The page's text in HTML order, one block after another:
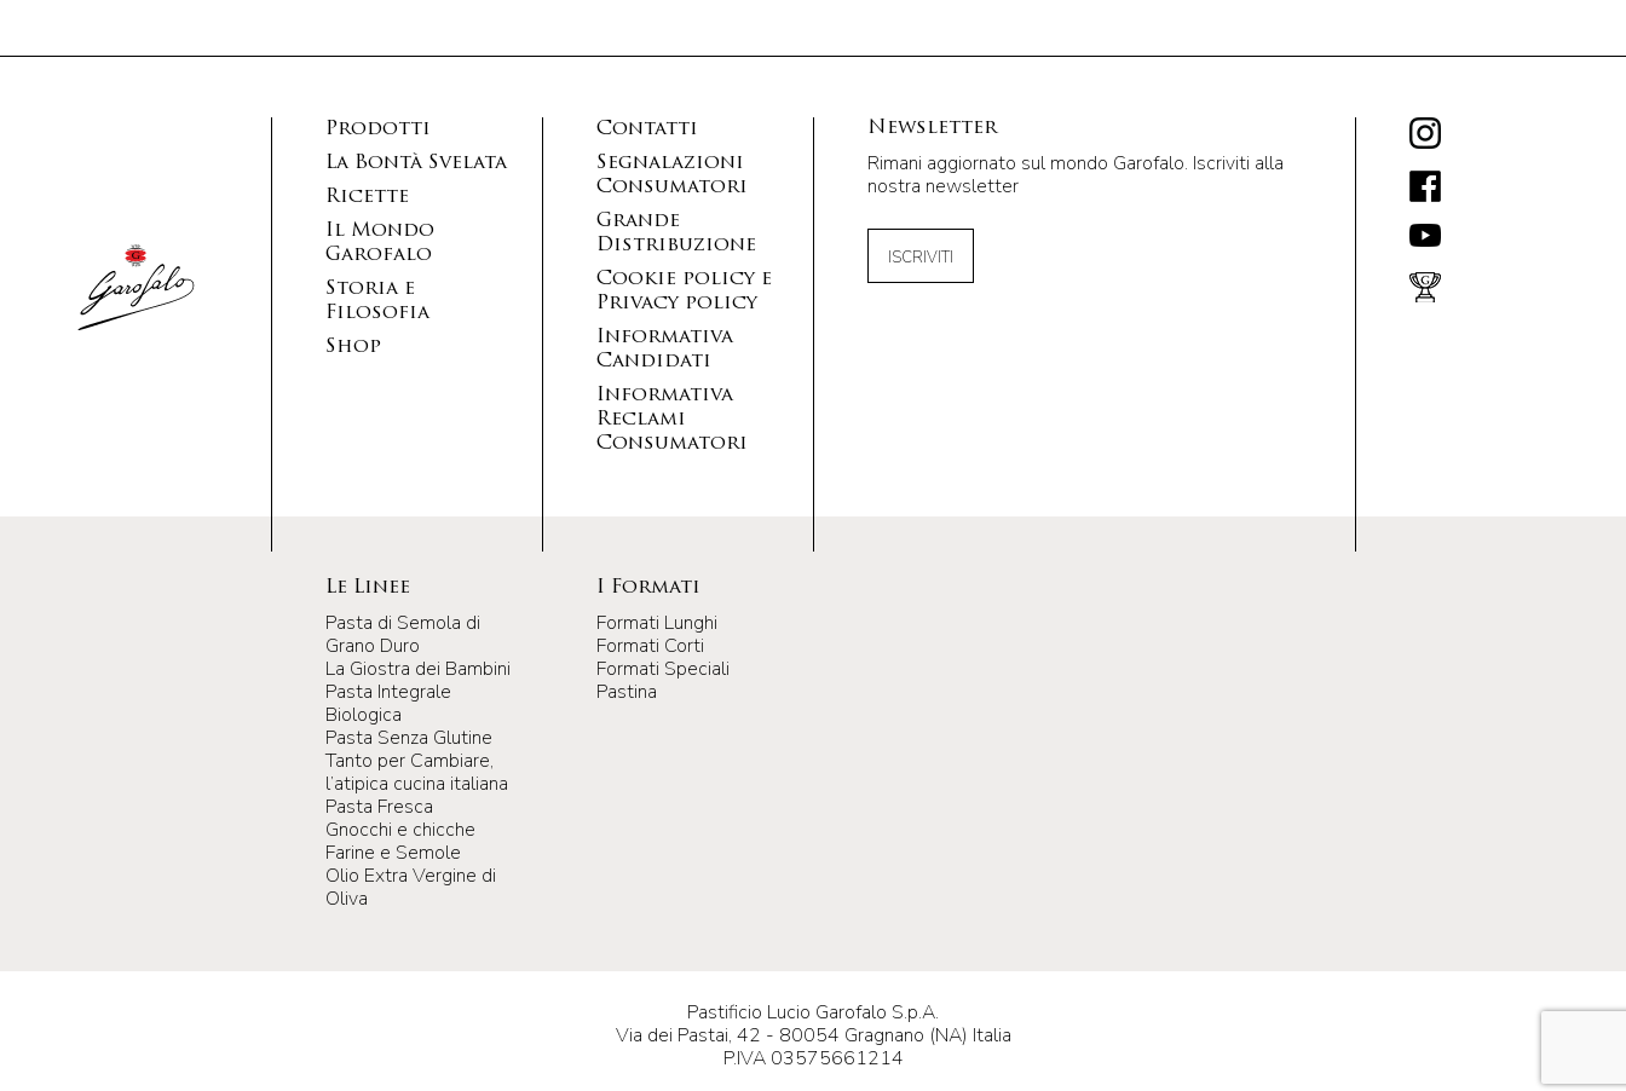
Prodotti
La Bontà Svelata
Ricette
Il Mondo
Garofalo
Storia e
Filosofia
Shop
Contatti
Segnalazioni
Consumatori
Grande
Distribuzione
Cookie policy e
Privacy policy
Informativa
Candidati
Informativa
Reclami
Consumatori
Newsletter
Rimani aggiornato sul mondo Garofalo. Iscriviti alla
nostra newsletter
ISCRIVITI
Le Linee
Pasta di Semola di
Grano Duro
La Giostra dei Bambini
Pasta Integrale
Biologica
Pasta Senza Glutine
Tanto per Cambiare,
l’atipica cucina italiana
Pasta Fresca
Gnocchi e chicche
Farine e Semole
Olio Extra Vergine di
Oliva
I Formati
Formati Lunghi
Formati Corti
Formati Speciali
Pastina
Pastificio Lucio Garofalo S.p.A.
Via dei Pastai, 42 - 80054 Gragnano (NA) Italia
P.IVA 03575661214